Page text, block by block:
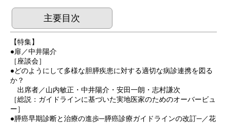
主要目次
【特集】
●扉／中井陽介
［座談会］
●どのようにして多様な胆膵疾患に対する適切な病診連携を図る
か？
出席者／山内敏正・中井陽介・安田一朗・志村謙次
［総説：ガイドラインに基づいた実地医家のためのオーバービュ
ー］
●膵癌早期診断と治療の進歩─膵癌診療ガイドラインの改訂─／花